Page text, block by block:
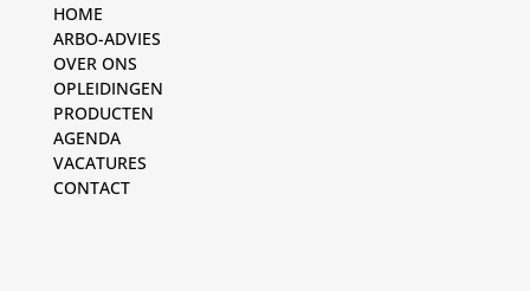
HOME
ARBO-ADVIES
OVER ONS
OPLEIDINGEN
PRODUCTEN
AGENDA
VACATURES
CONTACT